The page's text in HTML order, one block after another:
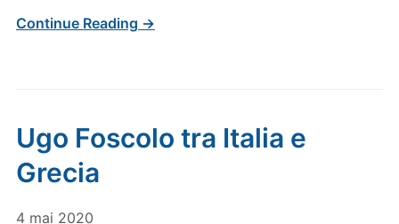
Continue Reading →
Ugo Foscolo tra Italia e
Grecia
4 mai 2020